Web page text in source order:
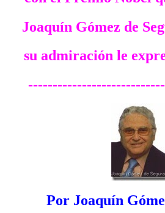
Joaquín Gómez de
su admiración le
Por Joaquín